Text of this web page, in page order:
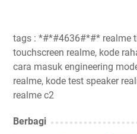
tags : *#*#4636#*#* realme
touchscreen realme, kode
cara masuk engineering
realme, kode test speaker
realme c2
Berbagi